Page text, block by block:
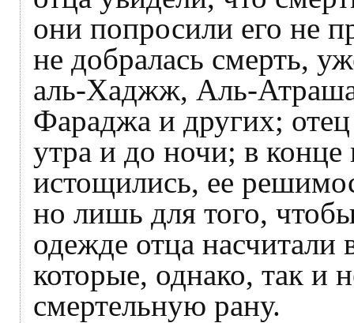
они попросили его не
не добралась смерть,
аль-Хаджж, Аль-
Фараджа и других;
утра и до ночи; в
истощились, ее
но лишь для того,
одежде отца насчитали
которые, однако, так и
смертельную рану.